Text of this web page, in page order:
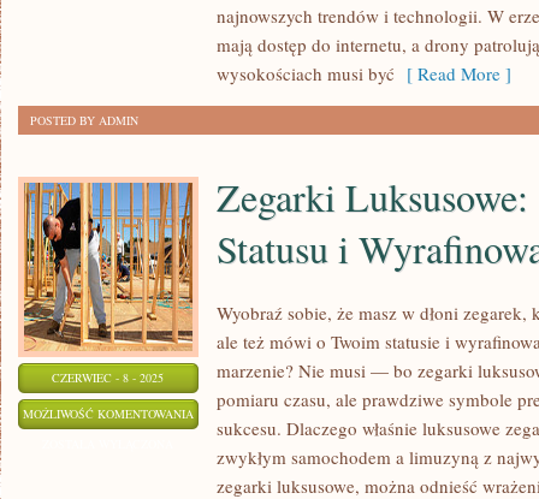
najnowszych trendów i technologii. W
mają dostęp do internetu, a drony
wysokościach musi być [ Read More ]
POSTED BY ADMIN
CZERWIEC - 8 - 2025
MOŻLIWOŚĆ KOMENTOWANIA ZEGARKI
SYMBOLE
Zegarki
Statusu i
Wyobraź sobie, że masz w dłoni
ale też mówi o Twoim statusie i
marzenie? Nie musi — bo zegarki
pomiaru czasu, ale prawdziwe symbole
sukcesu. Dlaczego właśnie luksusowe
zwykłym samochodem a limuzyną z
zegarki luksusowe, można odnieść